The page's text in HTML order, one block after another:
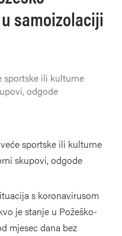
samoizolaciji
sportske ili kulturne
odgode
sportske ili kulturne
skupovi, odgode
s koronavirusom
je stanje u Požeško-
mjesec dana bez